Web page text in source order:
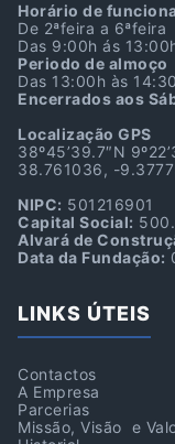
Horário de
De 2ªfeira a 6ªfeira
Das 9:00h ás
Periodo de almoço
Das 13:00h às
Encerrados aos
Localização GPS
38º45’39.7″N
38.761036, -
NIPC: 501216901
Capital Social:
Alvará de
Data da Fundação:
LINKS ÚTEIS
Contactos
A Empresa
Parcerias
Missão, Visão e